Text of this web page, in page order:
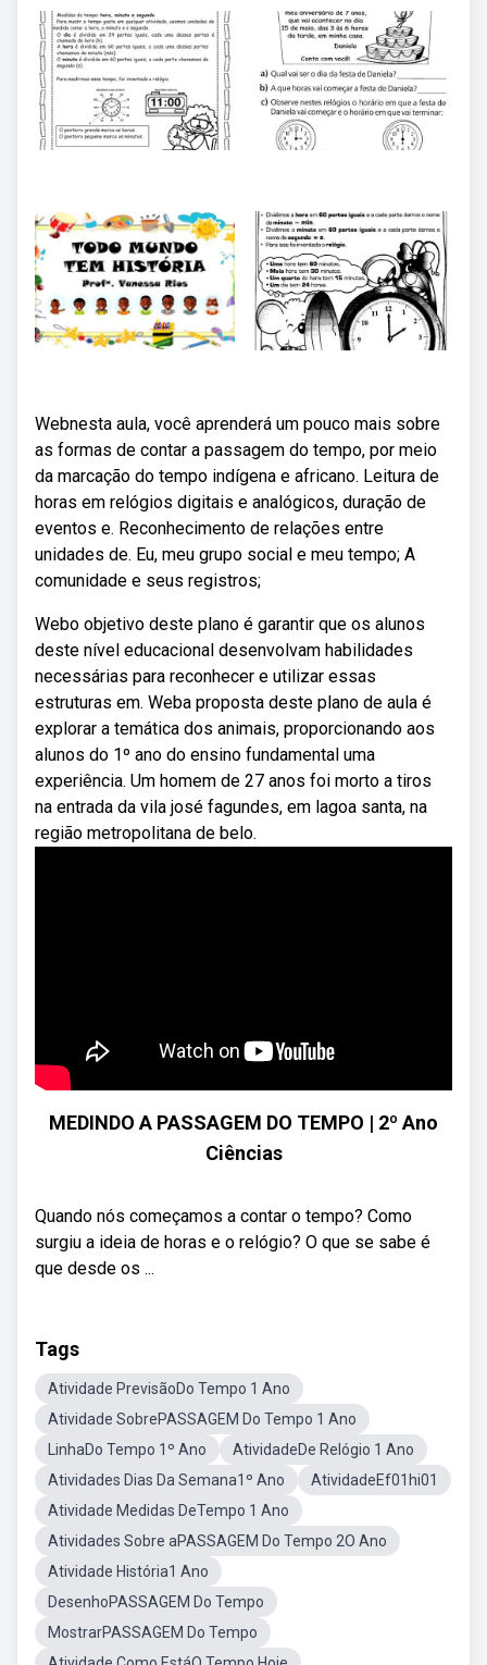
Webnesta aula, você aprenderá um pouco mais sobre
as formas de contar a passagem do tempo, por meio
da marcação do tempo indígena e africano. Leitura de
horas em relógios digitais e analógicos, duração de
eventos e. Reconhecimento de relações entre
unidades de. Eu, meu grupo social e meu tempo; A
comunidade e seus registros;
Webo objetivo deste plano é garantir que os alunos
deste nível educacional desenvolvam habilidades
necessárias para reconhecer e utilizar essas
estruturas em. Weba proposta deste plano de aula é
explorar a temática dos animais, proporcionando aos
alunos do 1º ano do ensino fundamental uma
experiência. Um homem de 27 anos foi morto a tiros
na entrada da vila josé fagundes, em lagoa santa, na
região metropolitana de belo.
MEDINDO A PASSAGEM DO TEMPO | 2º Ano
Ciências
Quando nós começamos a contar o tempo? Como
surgiu a ideia de horas e o relógio? O que se sabe é
que desde os ...
Tags
Atividade PrevisãoDo Tempo 1 Ano
Atividade SobrePASSAGEM Do Tempo 1 Ano
LinhaDo Tempo 1º Ano
AtividadeDe Relógio 1 Ano
Atividades Dias Da Semana1º Ano
AtividadeEf01hi01
Atividade Medidas DeTempo 1 Ano
Atividades Sobre aPASSAGEM Do Tempo 2O Ano
Atividade História1 Ano
DesenhoPASSAGEM Do Tempo
MostrarPASSAGEM Do Tempo